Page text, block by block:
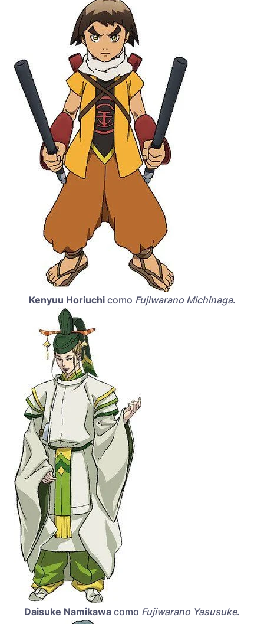
Kenyuu Horiuchicomo Fujiwarano Michinaga.
Daisuke Namikawa como Fujiwarano Yasusuke.